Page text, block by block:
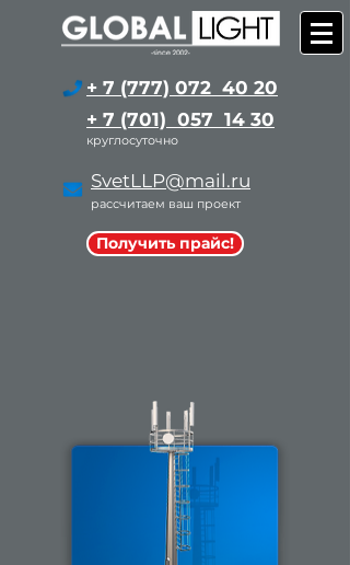
+ 7 (777) 072 40 20
+ 7 (701) 057 14 30
круглосуточно
SvetLLP@mail.ru
рассчитаем ваш проект
Получить прайс!